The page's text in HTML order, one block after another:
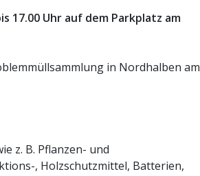
17.00 Uhr auf dem Parkplatz am
in Nordhalben am
z. B. Pflanzen- und
, Holzschutzmittel, Batterien,